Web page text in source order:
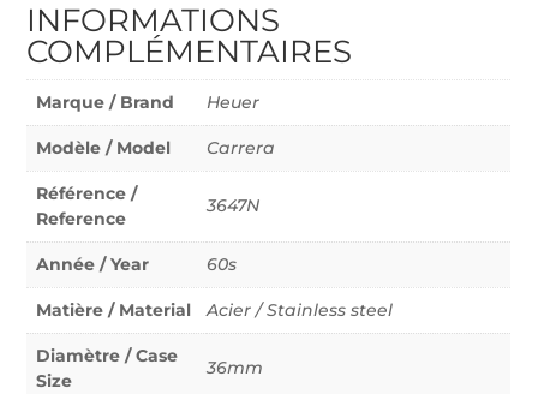
INFORMATIONS
COMPLÉMENTAIRES
Marque / Brand Heuer
Modèle / Model Carrera
Référence /
Reference
3647N
Année / Year 60s
Matière / Material Acier / Stainless steel
Diamètre / Case
Size
36mm